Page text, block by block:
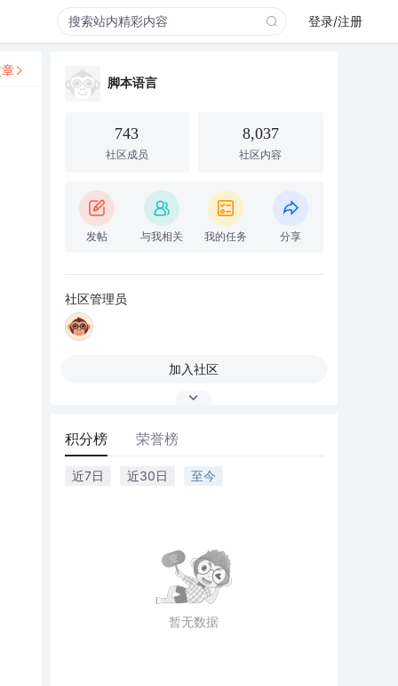
登录/注册
脚本语言
743
社区成员
8,037
社区内容
发帖 与我相关 我的任务 分享
社区管理员
加入社区
积分榜 荣誉榜
近7日 近30日 至今
暂无数据